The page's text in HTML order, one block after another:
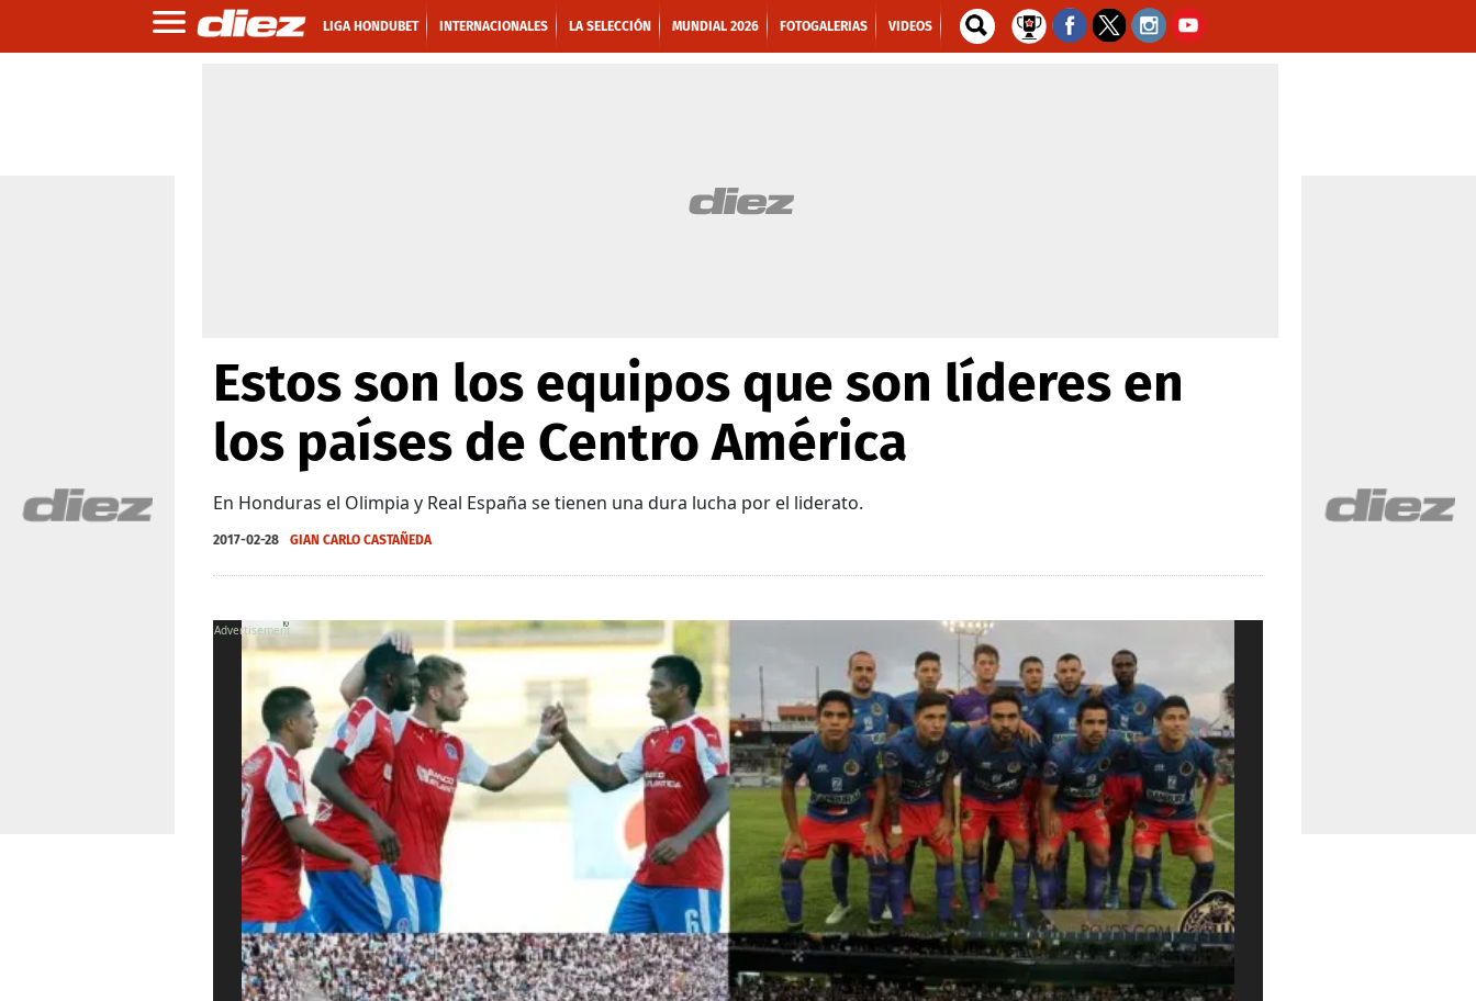
LIGA HONDUBET INTERNACIONALES LA SELECCIÓN MUNDIAL 2026 FOTOGALERIAS VIDEOS
Estos son los equipos que son líderes en
los países de Centro América
En Honduras el Olimpia y Real España se tienen una dura lucha por el liderato.
2017-02-28 GIAN CARLO CASTAÑEDA
X